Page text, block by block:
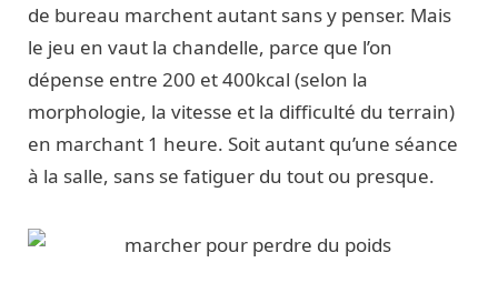
de bureau marchent autant sans y penser. Mais
le jeu en vaut la chandelle, parce que l’on
dépense entre 200 et 400kcal (selon la
morphologie, la vitesse et la difficulté du terrain)
en marchant 1 heure. Soit autant qu’une séance
à la salle, sans se fatiguer du tout ou presque.